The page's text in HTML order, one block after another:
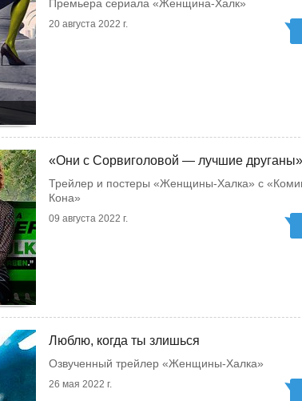
Премьера сериала «Женщина-Халк»
20 августа 2022 г.
«Они с Сорвиголовой — лучшие друганы»
Трейлер и постеры «Женщины-Халка» с
Кона»
09 августа 2022 г.
Люблю, когда ты злишься
Озвученный трейлер «Женщины-Халка»
26 мая 2022 г.